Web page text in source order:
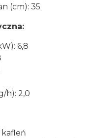
(cm): 35
6,8
h): 2,0
kafleń